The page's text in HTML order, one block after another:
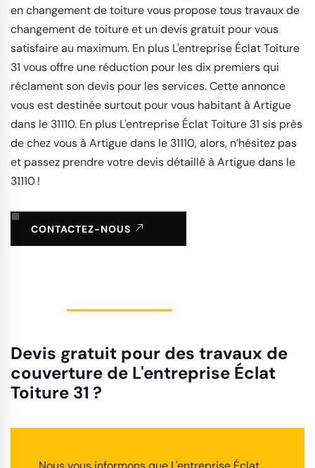
en changement de toiture vous propose tous travaux de
changement de toiture et un devis gratuit pour vous
satisfaire au maximum. En plus L'entreprise Éclat Toiture
31 vous offre une réduction pour les dix premiers qui
réclament son devis pour les services. Cette annonce
vous est destinée surtout pour vous habitant à Artigue
dans le 31110. En plus L'entreprise Éclat Toiture 31 sis près
de chez vous à Artigue dans le 31110, alors, n’hésitez pas
et passez prendre votre devis détaillé à Artigue dans le
31110 !
CONTACTEZ-NOUS
Devis gratuit pour des travaux de
couverture de L'entreprise Éclat
Toiture 31 ?